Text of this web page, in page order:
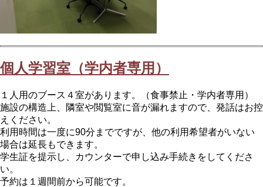
個人学習室（学内者専用）
１人用のブース４室があります。（食事禁止・学内者専用）
施設の構造上、隣室や閲覧室に音が漏れますので、発話はお控
えください。
利用時間は一度に90分までですが、他の利用希望者がいない
場合は延長もできます。
学生証を提示し、カウンターで申し込み手続きをしてくださ
い。
予約は１週間前から可能です。